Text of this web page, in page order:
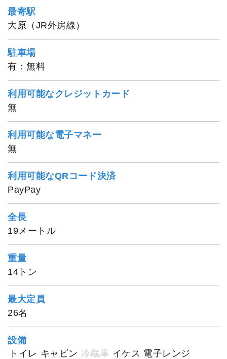
最寄駅
大原（JR外房線）
駐車場
有：無料
利用可能なクレジットカード
無
利用可能な電子マネー
無
利用可能なQRコード決済
PayPay
全長
19メートル
重量
14トン
最大定員
26名
設備
トイレ キャビン 冷蔵庫 イケス 電子レンジ